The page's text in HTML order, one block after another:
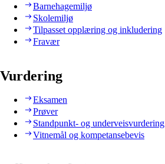
Barnehagemiljø
Skolemiljø
Tilpasset opplæring og inkludering
Fravær
Vurdering
Eksamen
Prøver
Standpunkt- og underveisvurdering
Vitnemål og kompetansebevis